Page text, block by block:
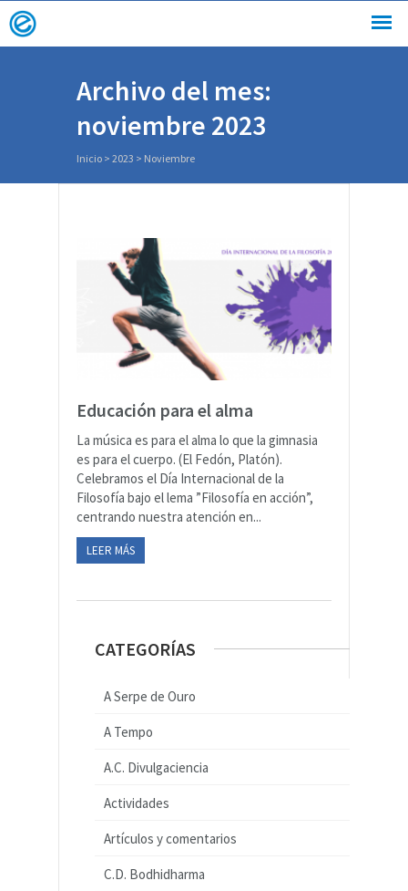
Archivo del mes:
noviembre 2023
Inicio > 2023 > Noviembre
Educación para el alma
La música es para el alma lo que la gimnasia
es para el cuerpo. (El Fedón, Platón).
Celebramos el Día Internacional de la
Filosofía bajo el lema ”Filosofía en acción”,
centrando nuestra atención en...
LEER MÁS
CATEGORÍAS
A Serpe de Ouro
A Tempo
A.C. Divulgaciencia
Actividades
Artículos y comentarios
C.D. Bodhidharma